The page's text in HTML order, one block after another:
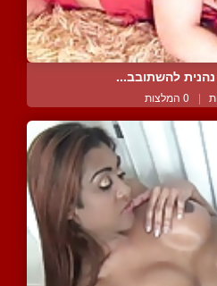
להשתובב...
| 0 המלצות